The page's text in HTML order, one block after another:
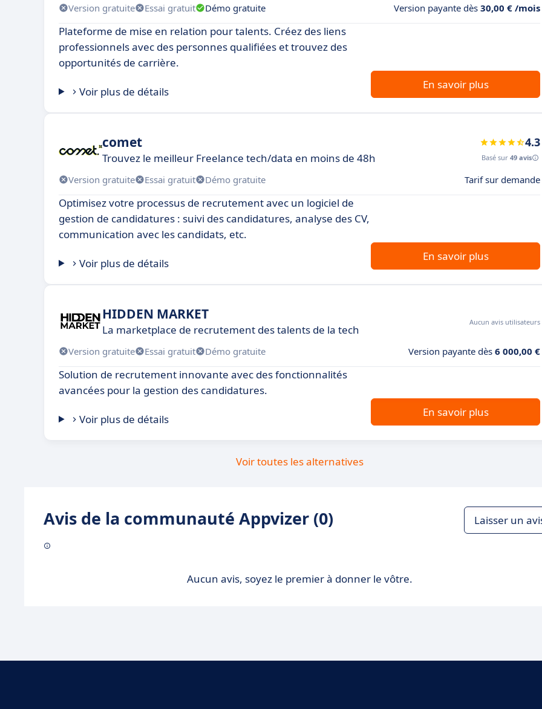
Version gratuite Essai gratuit Démo gratuite Version payante dès 30,00 € /mois
Plateforme de mise en relation pour talents. Créez des liens
professionnels avec des personnes qualifiées et trouvez des
opportunités de carrière.
Voir plus de détails
En savoir plus
comet
Trouvez le meilleur Freelance tech/data en moins de 48h
4.3
Basé sur 49 avis
Version gratuite Essai gratuit Démo gratuite Tarif sur demande
Optimisez votre processus de recrutement avec un logiciel de
gestion de candidatures : suivi des candidatures, analyse des CV,
communication avec les candidats, etc.
Voir plus de détails
En savoir plus
HIDDEN MARKET
La marketplace de recrutement des talents de la tech
Aucun avis utilisateurs
Version gratuite Essai gratuit Démo gratuite Version payante dès 6 000,00 €
Solution de recrutement innovante avec des fonctionnalités
avancées pour la gestion des candidatures.
Voir plus de détails
En savoir plus
Voir toutes les alternatives
Avis de la communauté Appvizer (0) Laisser un
Aucun avis, soyez le premier à donner le vôtre.